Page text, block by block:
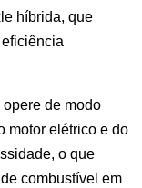
híbrida, que
de modo
motor elétrico e do
o que
combustível em